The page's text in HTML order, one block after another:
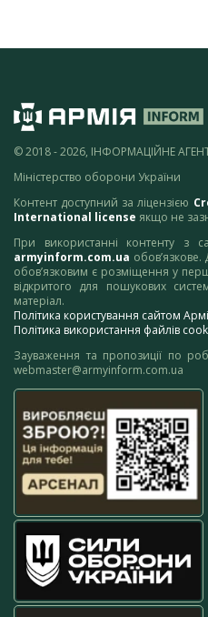
© 2018 - 2026, ІНФОРМАЦІЙНЕ
Міністерство оборони України
Контент доступний за ліцензією
International license якщо не
При використанні контенту з
armyinform.com.ua обов’язкове.
обов’язковим є розміщення у
відкритого для пошукових
матеріал.
Політика користування сайтом
Політика використання файлів
Зауваження та пропозиції по
webmaster@armyinform.com.ua